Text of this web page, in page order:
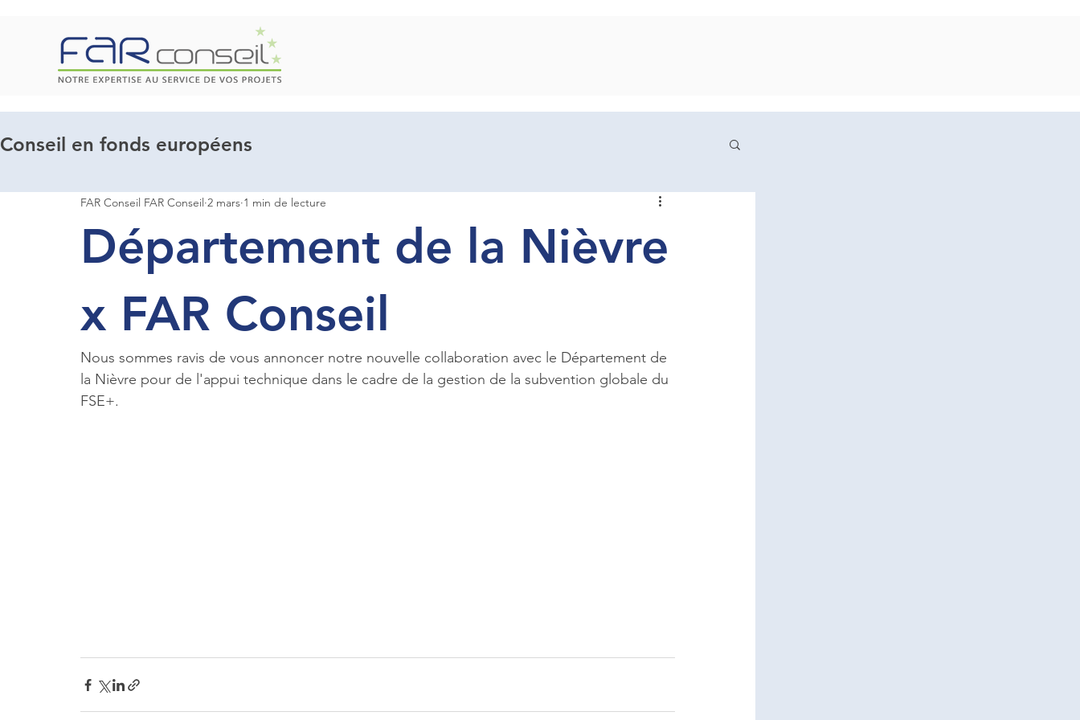
Conseil en fonds européens
Département de la Nièvre
x FAR Conseil
FAR Conseil FAR Conseil 2 mars 1 min de lecture
Nous sommes ravis de vous annoncer notre nouvelle collaboration avec le Département de
la Nièvre pour de l'appui technique dans le cadre de la gestion de la subvention globale du
FSE+.